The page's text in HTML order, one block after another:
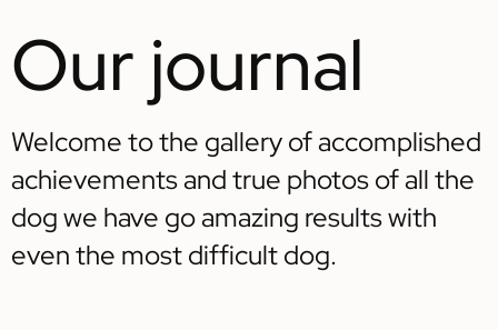
Our journal
Welcome to the gallery of accomplished
achievements and true photos of all the
dog we have go amazing results with
even the most difficult dog.